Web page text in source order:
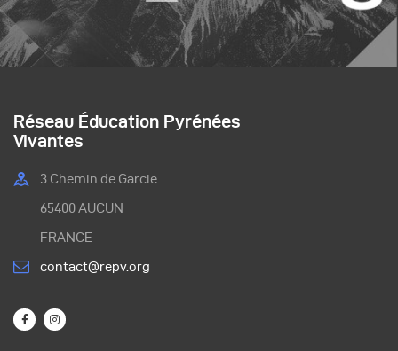
Réseau Éducation Pyrénées
Vivantes
3 Chemin de Garcie
65400 AUCUN
FRANCE
contact@repv.org